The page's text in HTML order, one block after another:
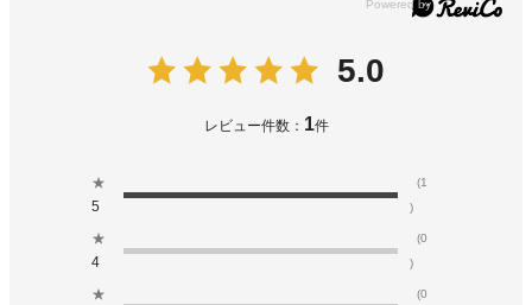
5.0
レビュー件数： 1件
★
5
(1
)
★
4
(0
)
★
(0